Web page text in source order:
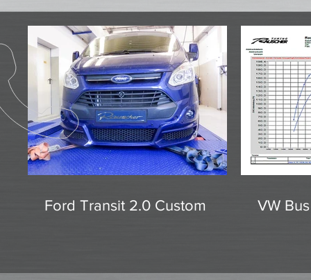
Ford Transit 2.0 Custom VW